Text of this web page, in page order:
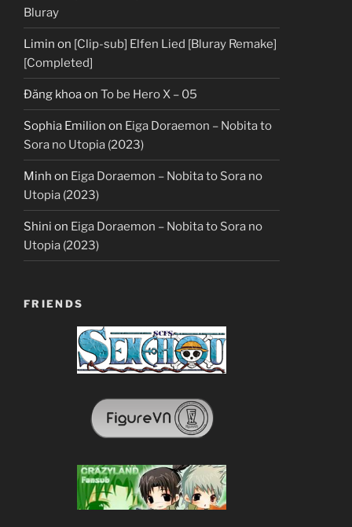
Bluray
Limin on [Clip-sub] Elfen Lied [Bluray Remake]
[Completed]
Đăng khoaon To be Hero X – 05
Sophia Emilion on Eiga Doraemon – Nobita to
Sora no Utopia (2023)
Minh on Eiga Doraemon – Nobita to Sora no
Utopia (2023)
Shini on Eiga Doraemon – Nobita to Sora no
Utopia (2023)
FRIENDS